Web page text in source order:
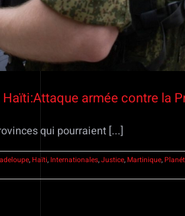
armée contre la
qui pourraient [...]
, Haïti, Internationales,Justice, Martinique,